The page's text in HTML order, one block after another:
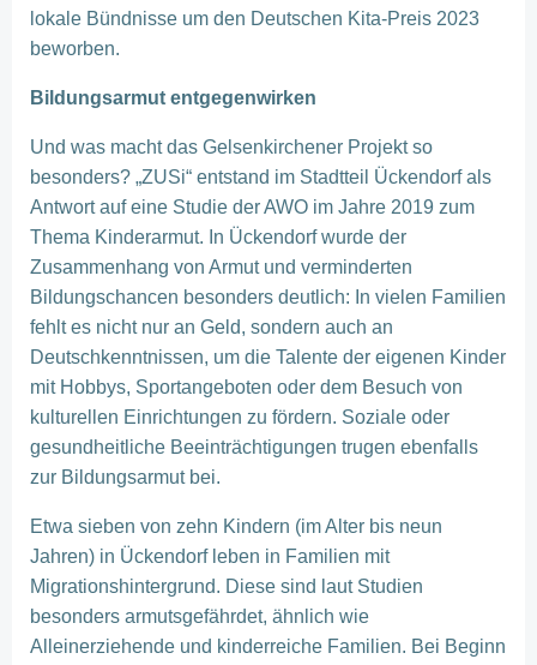
lokale Bündnisse um den Deutschen Kita-Preis 2023
beworben.
Bildungsarmut entgegenwirken
Und was macht das Gelsenkirchener Projekt so
besonders? „ZUSi“ entstand im Stadtteil Ückendorf als
Antwort auf eine Studie der AWO im Jahre 2019 zum
Thema Kinderarmut. In Ückendorf wurde der
Zusammenhang von Armut und verminderten
Bildungschancen besonders deutlich: In vielen Familien
fehlt es nicht nur an Geld, sondern auch an
Deutschkenntnissen, um die Talente der eigenen Kinder
mit Hobbys, Sportangeboten oder dem Besuch von
kulturellen Einrichtungen zu fördern. Soziale oder
gesundheitliche Beeinträchtigungen trugen ebenfalls
zur Bildungsarmut bei.
Etwa sieben von zehn Kindern (im Alter bis neun
Jahren) in Ückendorf leben in Familien mit
Migrationshintergrund. Diese sind laut Studien
besonders armutsgefährdet, ähnlich wie
Alleinerziehende und kinderreiche Familien. Bei Beginn